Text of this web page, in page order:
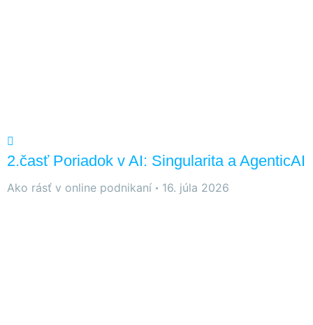
2.časť Poriadok v AI: Singularita a AgenticAI
Ako rásť v online podnikaní 16. júla 2026